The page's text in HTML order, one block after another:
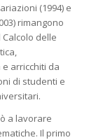
(1994) e
rimangono
delle
arricchiti da
di studenti e
a lavorare
Il primo